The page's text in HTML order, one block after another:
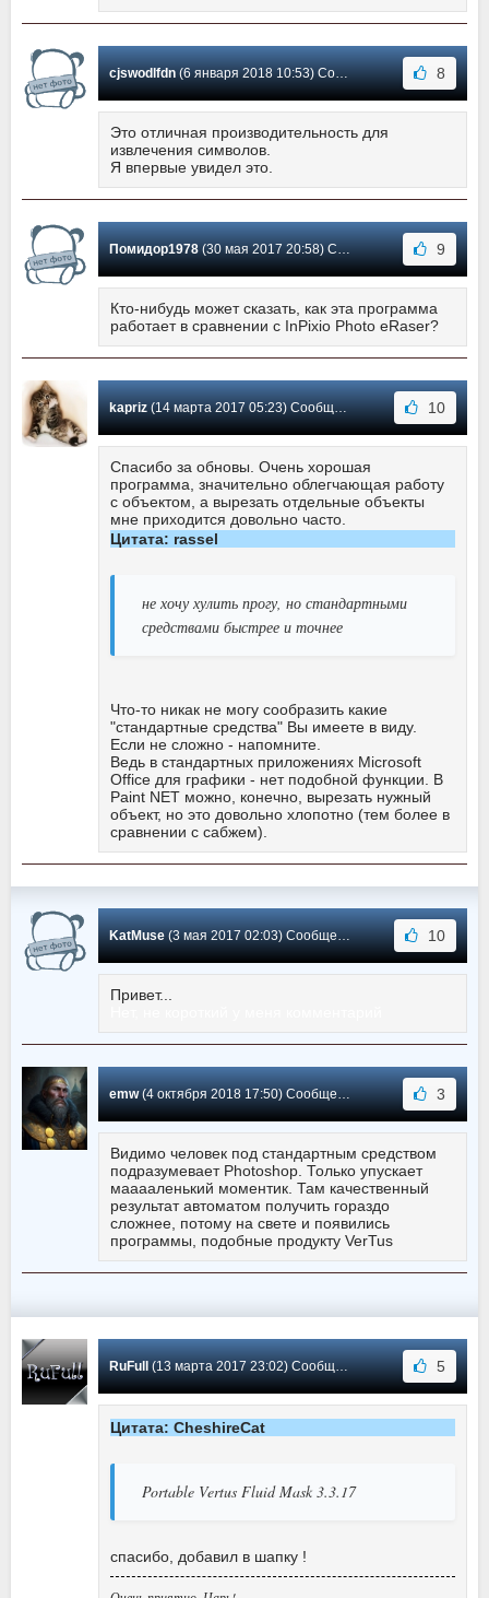
cjswodlfdn(6 января 2018 10:53) Сообщение #42 8
Это отличная производительность для
извлечения символов.
Я впервые увидел это.
Помидор1978(30 мая 2017 20:58) Сообщение #41 9
Кто-нибудь может сказать, как эта программа
работает в сравнении с InPixio Photo eRaser?
kapriz(14 марта 2017 05:23) Сообщение #40 10
Спасибо за обновы. Очень хорошая
программа, значительно облегчающая работу
с объектом, а вырезать отдельные объекты
мне приходится довольно часто.
Цитата: rassel
не хочу хулить прогу, но стандартными
средствами быстрее и точнее
Что-то никак не могу сообразить какие
"стандартные средства" Вы имеете в виду.
Если не сложно - напомните.
Ведь в стандартных приложениях Microsoft
Office для графики - нет подобной функции. В
Paint NET можно, конечно, вырезать нужный
объект, но это довольно хлопотно (тем более в
сравнении с сабжем).
KatMuse(3 мая 2017 02:03) Сообщение #39 10
Привет...
emw(4 октября 2018 17:50) Сообщение #38 3
Видимо человек под стандартным средством
подразумевает Photoshop. Только упускает
мааааленький моментик. Там качественный
результат автоматом получить гораздо
сложнее, потому на свете и появились
программы, подобные продукту VerTus
RuFull(13 марта 2017 23:02) Сообщение #37 5
Цитата: CheshireCat
Portable Vertus Fluid Mask 3.3.17
спасибо, добавил в шапку !